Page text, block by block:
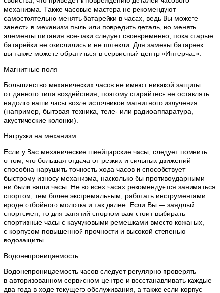
механизма. Также часовые мастера не рекомендуют
самостоятельно менять батарейки в часах, ведь Вы можете
занести в механизм пыль или повредить деталь, но менять
элементы питания все-таки следует своевременно, пока старые
батарейки не окислились и не потекли. Для замены батареек
вы также можете обратиться в сервисный центр «Интерчас».
Магнитные поля
Большинство механических часов не имеют никакой защиты
от данного типа воздействия, поэтому старайтесь не оставлять
надолго ваши часы возле источников магнитного излучения
(например, бытовая техника, теле- или радиоаппаратура,
акустические колонки).
Нагрузки на механизм
Если у Вас механические швейцарские часы, следует помнить
о том, что большая отдача от резких и сильных движений
способна нарушить точность хода часов и способствует
быстрому износу механизма, насколько бы противоударными
ни были ваши часы. Не во всех часах рекомендуется заниматься
спортом, тем более экстремальным, работать инструментами
вроде отбойного молотка и так далее. Если Вы — заядлый
спортсмен, то для занятий спортом вам стоит выбирать
спортивные часы с каучуковыми ремешками вместо кожаных,
с корпусом повышенной прочности и высокой степенью
водозащиты.
Водонепроницаемость
Водонепроницаемость часов следует регулярно проверять
в авторизованном сервисном центре и восстанавливать каждые
два года в ходе текущего обслуживания, а также если корпус